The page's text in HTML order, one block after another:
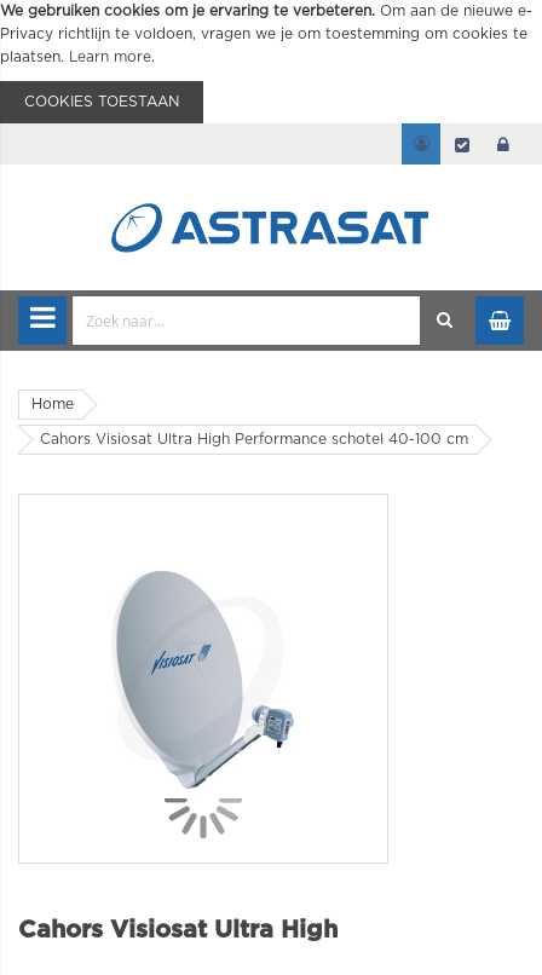
We gebruiken cookies om je ervaring te verbeteren. Om aan de nieuwe e-
Privacy richtlijn te voldoen, vragen we je om toestemming om cookies te
plaatsen.
Learn more.
COOKIES TOESTAAN
Home
Cahors Visiosat Ultra High Performance schotel 40-100 cm
Cahors Visiosat Ultra High